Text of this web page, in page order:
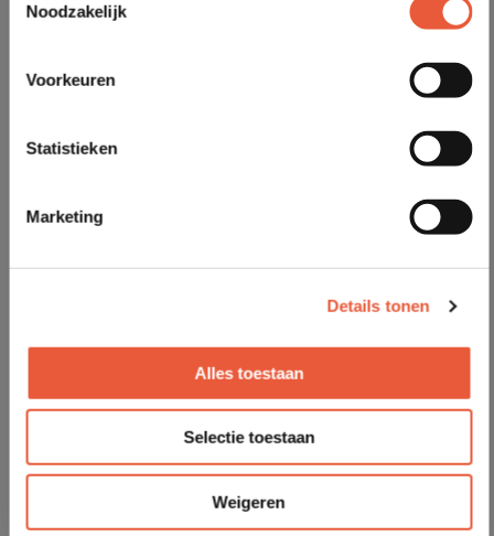
Noodzakelijk
Voorkeuren
Statistieken
Marketing
Details tonen
Alles toestaan
Selectie toestaan
Weigeren